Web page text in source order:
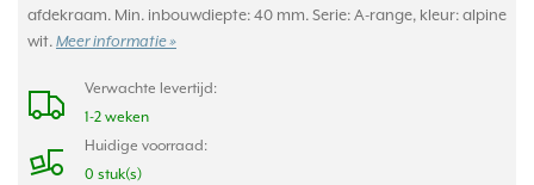
afdekraam. Min. inbouwdiepte: 40 mm. Serie: A-range, kleur: alpine
wit. Meer informatie »
Verwachte levertijd:
1-2 weken
Huidige voorraad:
0 stuk(s)